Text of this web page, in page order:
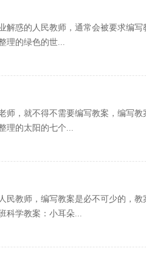
惑的人民教师，通常会被要求编写
理的绿色的世...
，就不得不需要编写教案，编写教
理的太阳的七个...
民教师，编写教案是必不可少的，
科学教案：小耳朵...